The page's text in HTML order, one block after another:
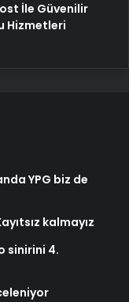
İle Güvenilir
Hizmetleri
YPG biz de
kalmayız
sinirini 4.